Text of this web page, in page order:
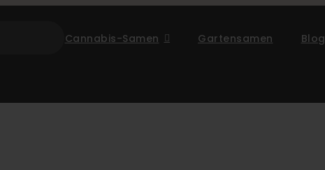
Cannabis-Samen Gartensamen Blog